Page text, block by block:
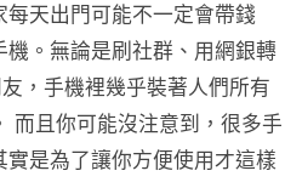
天出門可能不一定會帶錢
。無論是刷社群、用網銀轉
，手機裡幾乎裝著人們所有
而且你可能沒注意到，很多手
是為了讓你方便使用才這樣